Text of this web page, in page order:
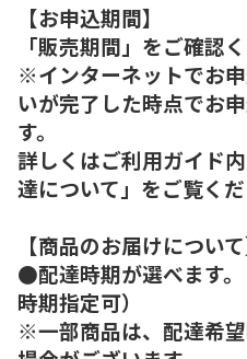
【お申込期間】
「販売期間」をご確認く
※インターネットでお
いが完了した時点でお
す。
詳しくはご利用ガイド
達について」をご覧くだ
【商品のお届けについて
●配達時期が選べます
時期指定可）
※一部商品は、配達希